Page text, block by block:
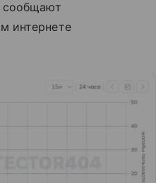
сообщают
интернете